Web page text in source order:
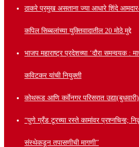
ठाकरे प्रमुख असताना ज्या आधारे शिंदे
कपिल सिब्बलांच्या युक्तिवादातील 20 मोठे मुद्दे
भाजप महाराष्ट्र प्रदेशच्या ‘दौरा समन्वयक :
कविटकर यांची नियुक्ती
कोथरूड आणि कर्वेनगर परिसरात
“पुणे ग्रँड टूरच्या रस्ते कामांवर प्रश्नचिन्ह;
संस्थेकडून तपासणीची मागणी”